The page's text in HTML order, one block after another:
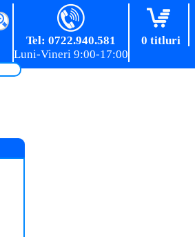
0 titluri
Tel: 0722.940.581